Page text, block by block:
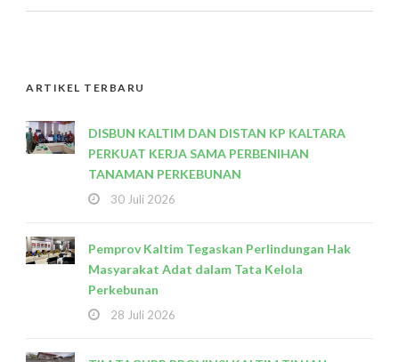
ARTIKEL TERBARU
DISBUN KALTIM DAN DISTAN KP KALTARA
PERKUAT KERJA SAMA PERBENIHAN
TANAMAN PERKEBUNAN
30 Juli 2026
Pemprov Kaltim Tegaskan Perlindungan Hak
Masyarakat Adat dalam Tata Kelola
Perkebunan
28 Juli 2026